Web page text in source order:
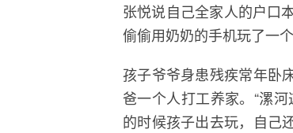
张悦说自己全家人的户口
偷偷用奶奶的手机玩了一
孩子爷爷身患残疾常年卧
爸一个人打工养家。“漯
的时候孩子出去玩，自己